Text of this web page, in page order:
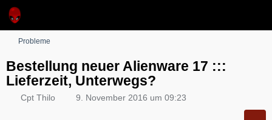
Probleme
Bestellung neuer Alienware 17 :::
Lieferzeit, Unterwegs?
Cpt Thilo 9. November 2016 um 09:23